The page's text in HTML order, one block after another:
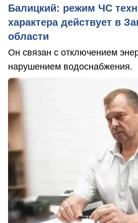
Балицкий: режим ЧС
характера действует в
области
Он связан с отключением
нарушением водоснабжения.